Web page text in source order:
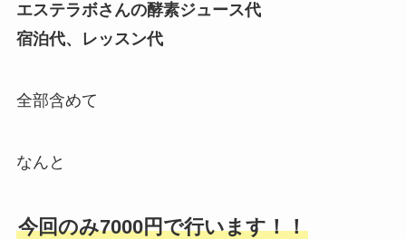
エステラボさんの酵素ジュース代
宿泊代、レッスン代
全部含めて
なんと
今回のみ7000円で行います！！